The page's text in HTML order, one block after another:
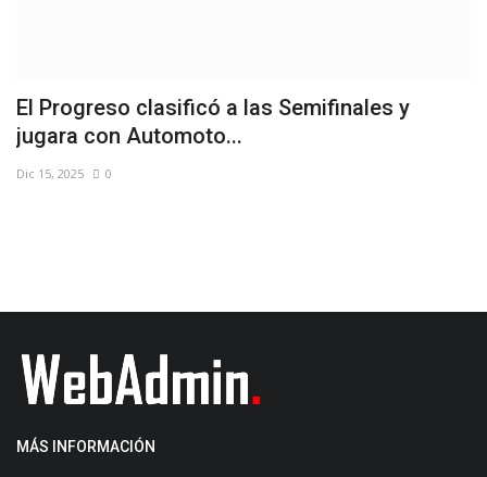
Fixture Torneo de Fútbol Femenino “Elisabeth
Minnig”
Sep 22, 2022 0
MÁS INFORMACIÓN